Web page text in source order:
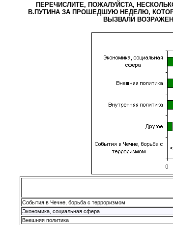
ПЕРЕЧИСЛИТЕ, ПОЖАЛУЙСТА,
В.ПУТИНА ЗА ПРОШЕДШУЮ НЕДЕЛЮ,
ВЫЗВАЛИ
События в Чечне, борьба с терроризмом
Экономика, социальная сфера
Внешняя политика